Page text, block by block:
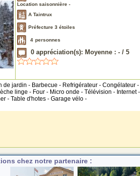
Location saisonnière -
A Taintrux
Préfecture 3 étoiles
4 personnes
0 appréciation(s): Moyenne : - / 5
de jardin - Barbecue - Refrigérateur - Congélateur -
linge - Four - Micro onde - Télévision - Internet -
- Table d'hotes - Garage vélo -
chez notre partenaire :